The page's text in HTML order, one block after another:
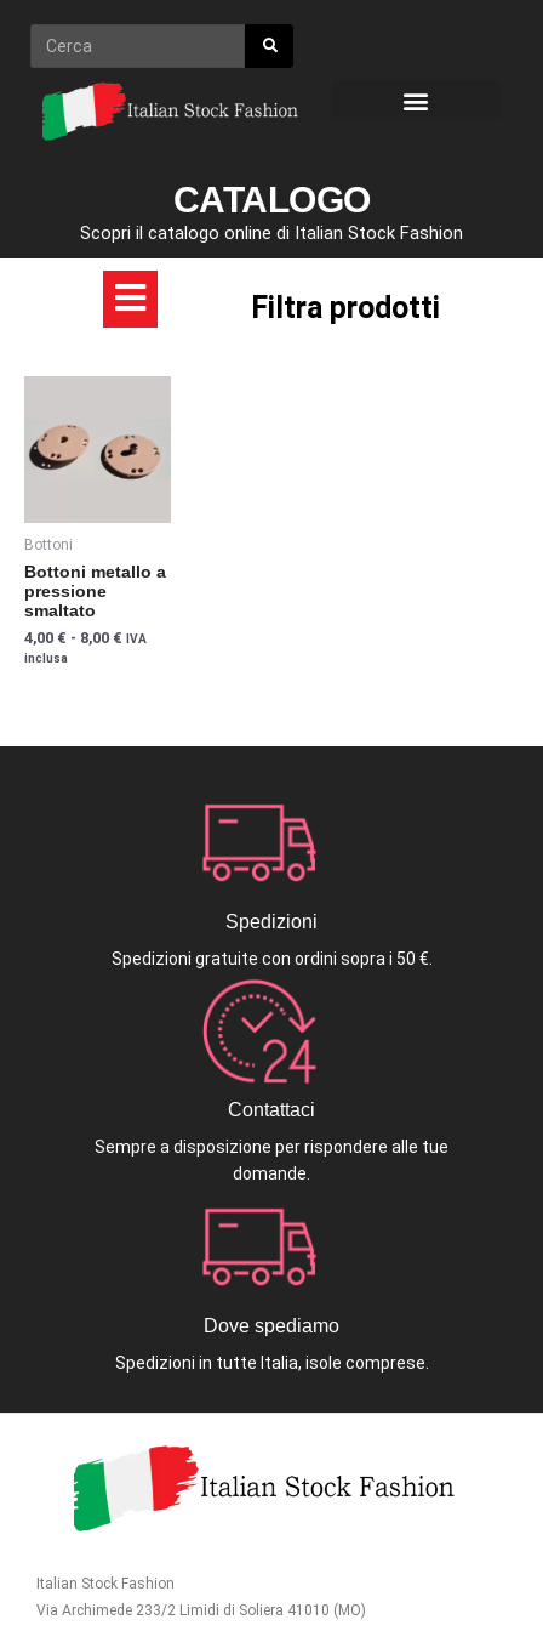
contenuto
Cerca
CATALOGO
Scopri il catalogo online di Italian Stock Fashion
Filtra prodotti
Bottoni
Bottoni metallo a
pressione
smaltato
4,00 € - 8,00 €
da
4,00 €
a
IVA
inclusa
ha
più
Le
opzioni
possono
essere
scelte
nella
Spedizioni
Spedizioni gratuite con ordini sopra i 50 €.
Contattaci
Sempre a disposizione per rispondere alle tue
domande.
Dove spediamo
Spedizioni in tutte Italia, isole comprese.
Italian Stock Fashion
Via Archimede 233/2 Limidi di Soliera 41010 (MO)